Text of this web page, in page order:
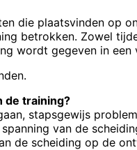
die plaatsvinden op
betrokken. Zowel
wordt gegeven in
de training?
stapsgewijs
van de
de scheiding op de